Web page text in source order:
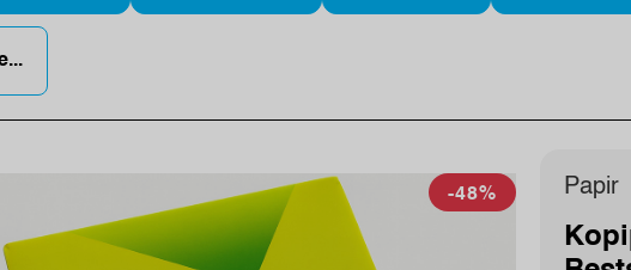
-48% Papir